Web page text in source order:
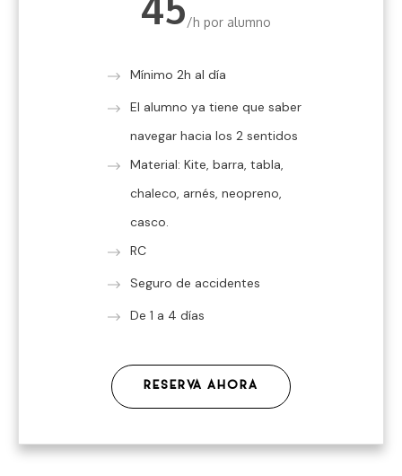
/h por alumno
Mínimo 2h al día
El alumno ya tiene que saber
navegar hacia los 2 sentidos
Material: Kite, barra, tabla,
chaleco, arnés, neopreno,
casco.
RC
Seguro de accidentes
De 1 a 4 días
RESERVA AHORA